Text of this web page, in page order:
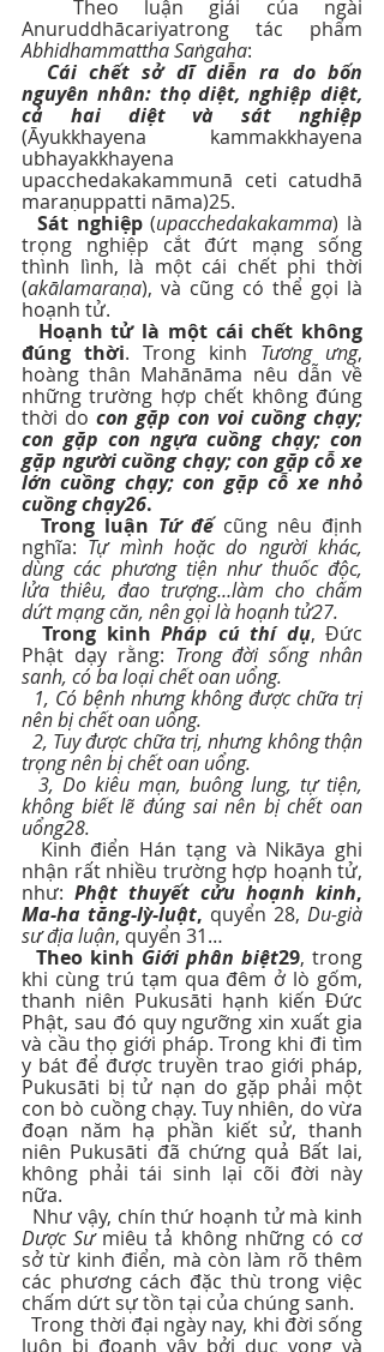
Abhidhammattha Saṅgaha:
Cái chết sở dĩ diễn ra do bốn
nguyên nhân: thọ diệt, nghiệp diệt,
cả hai diệt và sát nghiệp
(Āyukkhayena kammakkhayena
ubhayakkhayena
upacchedakakammunā ceti catudhā
maraṇuppatti nāma)25.
Sát nghiệp (upacchedakakamma) là
trọng nghiệp cắt đứt mạng sống
thình lình, là một cái chết phi thời
(akālamaraṇa), và cũng có thể gọi là
hoạnh tử.
Hoạnh tử là một cái chết không
đúng thời. Trong kinh Tương ưng,
hoàng thân Mahānāma nêu dẫn về
những trường hợp chết không đúng
thời do con gặp con voi cuồng chạy;
con gặp con ngựa cuồng chạy; con
gặp người cuồng chạy; con gặp cỗ xe
lớn cuồng chạy; con gặp cỗ xe nhỏ
cuồng chạy26.
Trong luận Tứ đế cũng nêu định
nghĩa: Tự mình hoặc do người khác,
dùng các phương tiện như thuốc độc,
lửa thiêu, đao trượng…làm cho chấm
dứt mạng căn, nên gọi là hoạnh tử27.
Trong kinh Pháp cú thí dụ, Đức
Phật dạy rằng: Trong đời sống nhân
sanh, có ba loại chết oan uổng.
1, Có bệnh nhưng không được chữa trị
nên bị chết oan uổng.
2, Tuy được chữa trị, nhưng không thận
trọng nên bị chết oan uổng.
3, Do kiêu mạn, buông lung, tự tiện,
không biết lẽ đúng sai nên bị chết oan
uổng28.
nhận rất nhiều trường hợp hoạnh tử,
như: Phật thuyết cửu hoạnh kinh
Ma-ha tăng-lỳ-luật, quyển 28, Du-già
sư địa luận, quyển 31…
Theo kinh Giới phân biệt29, trong
khi cùng trú tạm qua đêm ở lò gốm,
thanh niên Pukusāti hạnh kiến Đức
Phật, sau đó quy ngưỡng xin xuất gia
và cầu thọ giới pháp. Trong khi đi tìm
y bát để được truyền trao giới pháp,
Pukusāti bị tử nạn do gặp phải một
con bò cuồng chạy. Tuy nhiên, do vừa
đoạn năm hạ phần kiết sử, thanh
niên Pukusāti đã chứng quả Bất lai,
không phải tái sinh lại cõi đời này
nữa.
Dược Sư miêu tả không những có cơ
sở từ kinh điển, mà còn làm rõ thêm
các phương cách đặc thù trong việc
chấm dứt sự tồn tại của chúng sanh.
  Trong thời đại ngày nay, khi đời sống
luôn bị đoanh vây bởi dục vọng và